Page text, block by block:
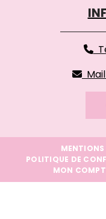


MENTIONS
POLITIQUE DE
MON